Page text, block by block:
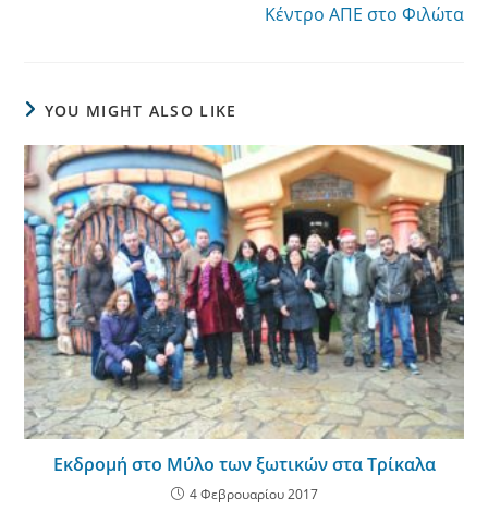
Κέντρο ΑΠΕ στο Φιλώτα
YOU MIGHT ALSO LIKE
Eκδρομή στο Μύλο των ξωτικών στα Τρίκαλα
4 Φεβρουαρίου 2017